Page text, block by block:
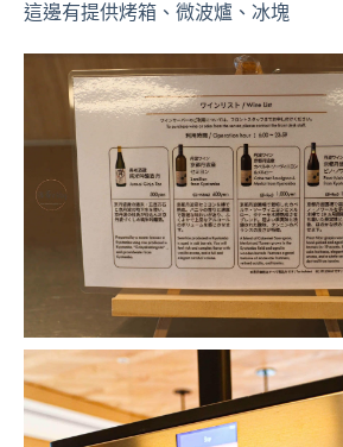
這邊有提供烤箱、微波爐、冰塊